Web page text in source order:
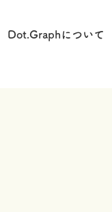
Dot.Graphについて